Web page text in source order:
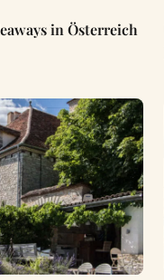
in Österreich